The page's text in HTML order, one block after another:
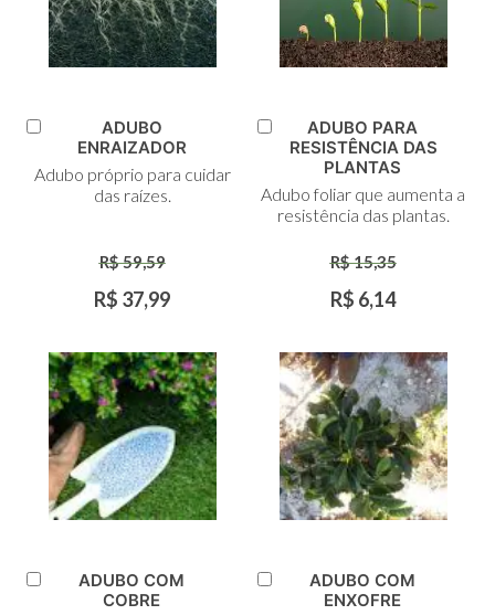
Adicionar
Carrinho
ADUBO
ENRAIZADOR
Adubo próprio para cuidar
das raízes.
R$ 59,59
R$ 37,99
Adicionar
ADUBO PARA
RESISTÊNCIA DAS
PLANTAS
Adubo foliar que aumenta a
resistência das plantas.
R$ 15,35
R$ 6,14
ADUBO COM
COBRE
Adicionar
ADUBO COM
ENXOFRE